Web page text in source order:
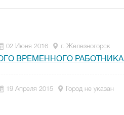
02 Июня 2016 г. Железногорск
ВРЕМЕННОГО РАБОТНИКА
19 Апреля 2015 Город не указан